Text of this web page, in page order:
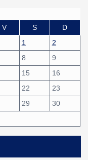
V S
D
1
2
8
9
15
16
22
23
29
30